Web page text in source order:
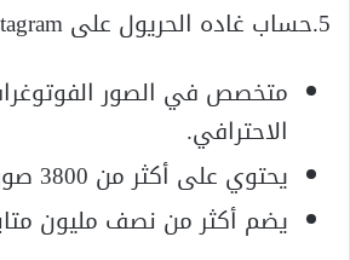
5.حساب غاده الحريول على Instagram:
متخصص في الصور
الاحترافي.
يحتوي على أكثر من 3800 صورة فوتوغرافية.
يضم أكثر من نصف مليون